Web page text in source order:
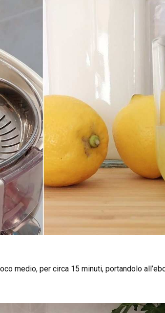
medio, per circa 15 minuti, portandolo